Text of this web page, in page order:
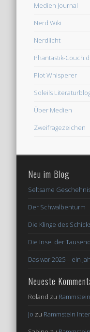
Medien Journal
Nerd Wiki
Nerdlicht
Phantastik-
Plot Whisperer
Soleils
Über Medien
Zweifragezeichen
Neu im Blog
Seltsame
Der Schwalbenturm
Die Klinge des
Die Insel der
Das war 2025 – ein
Neueste
Roland zu
Jo zu Rammstein